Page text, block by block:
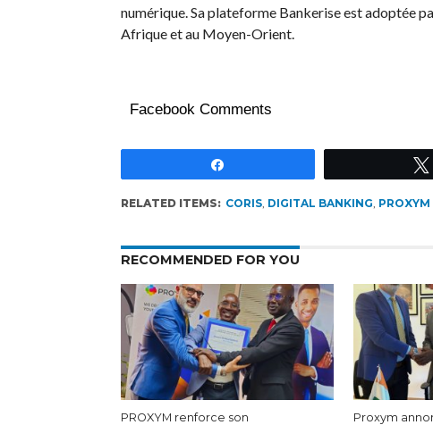
numérique. Sa plateforme Bankerise est adoptée
Afrique et au Moyen-Orient.
Facebook Comments
RELATED ITEMS: CORIS, DIGITAL BANKING PROXYM
RECOMMENDED FOR YOU
PROXYM renforce son
Proxym